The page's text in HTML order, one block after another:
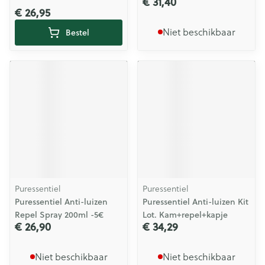
€ 26,95
Bestel Niet beschikbaar
Puressentiel
Puressentiel Anti-luizen
Repel Spray 200ml -5€
€ 26,90
Niet beschikbaar
Puressentiel
Puressentiel Anti-luizen Kit
Lot. Kam+repel+kapje
€ 34,29
Niet beschikbaar